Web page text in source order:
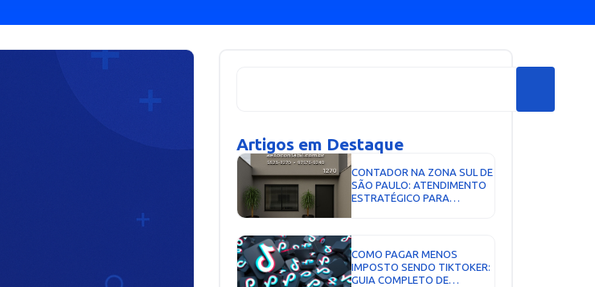
Artigos em Destaque
CONTADOR NA ZONA SUL DE
SÃO PAULO: ATENDIMENTO
ESTRATÉGICO PARA
COMO PAGAR MENOS
IMPOSTO SENDO TIKTOKER:
GUIA COMPLETO DE